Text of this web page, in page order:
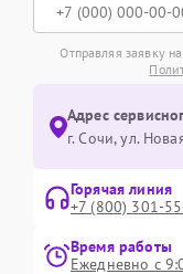
Отправляя заявку
Адрес
г. Сочи, ул.
Горячая линия
+7 (800) 301-
Время работы
Ежедневно с